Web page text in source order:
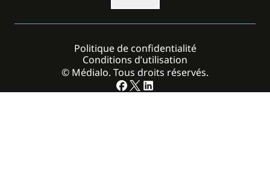
© Médialo. Tous droits réservés.
Politique de confidentialité
Conditions d’utilisation